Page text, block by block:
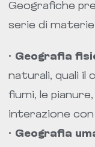
Geografiche
serie di
· Geografia
naturali, quali il
fiumi, le
interazione con
· Geografia